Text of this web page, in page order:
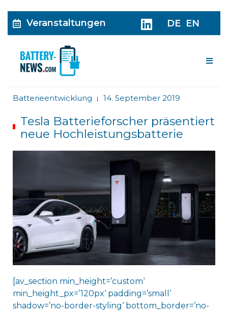
Veranstaltungen DE EN
Batterieentwicklung | 14. September 2019
Tesla Batterieforscher präsentiert
neue Hochleistungsbatterie
[av_section min_height=’custom‘
min_height_px=’120px‘ padding=’small‘
shadow=’no-border-styling‘ bottom_border=’no-